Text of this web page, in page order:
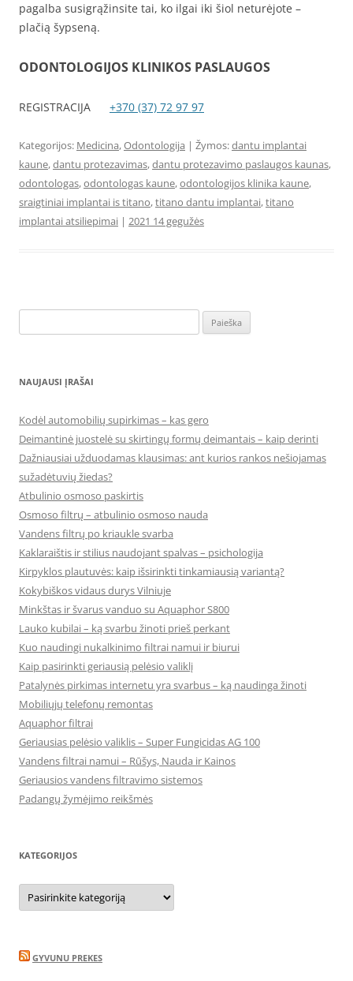
pagalba susigrąžinsite tai, ko ilgai iki šiol neturėjote –
plačią šypseną.
ODONTOLOGIJOS KLINIKOS PASLAUGOS
REGISTRACIJA +370 (37) 72 97 97
Kategorijos: Medicina,Odontologija | Žymos:dantu implantai
kaune,dantu protezavimas,dantu protezavimo paslaugos kaunas,
odontologas,odontologas kaune,odontologijos klinika kaune,
sraigtiniai implantai is titano,titano dantu implantai,titano
implantai atsiliepimai | 2021 14 gegužės
NAUJAUSI ĮRAŠAI
Kodėl automobilių supirkimas – kas gero
Deimantinė juostelė su skirtingų formų deimantais – kaip derinti
Dažniausiai užduodamas klausimas: ant kurios rankos nešiojamas
sužadėtuvių žiedas?
Atbulinio osmoso paskirtis
Osmoso filtrų – atbulinio osmoso nauda
Vandens filtrų po kriaukle svarba
Kaklaraištis ir stilius naudojant spalvas – psichologija
Kirpyklos plautuvės: kaip išsirinkti tinkamiausią variantą?
Kokybiškos vidaus durys Vilniuje
Minkštas ir švarus vanduo su Aquaphor S800
Lauko kubilai – ką svarbu žinoti prieš perkant
Kuo naudingi nukalkinimo filtrai namui ir biurui
Kaip pasirinkti geriausią pelėsio valiklį
Patalynės pirkimas internetu yra svarbus – ką naudinga žinoti
Mobiliųjų telefonų remontas
Aquaphor filtrai
Geriausias pelėsio valiklis – Super Fungicidas AG 100
Vandens filtrai namui – Rūšys, Nauda ir Kainos
Geriausios vandens filtravimo sistemos
Padangų žymėjimo reikšmės
KATEGORIJOS
Kategorijos
GYVUNU PREKES